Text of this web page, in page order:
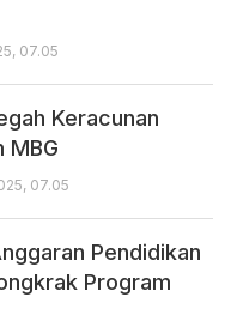
07.05
Keracunan
MBG
07.05
Pendidikan
Program